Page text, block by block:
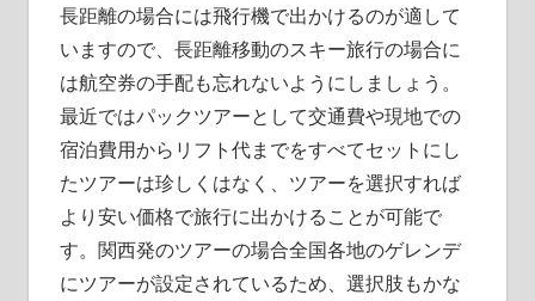
長距離の場合には飛行機で出かけるのが適して
いますので、長距離移動のスキー旅行の場合に
は航空券の手配も忘れないようにしましょう。
最近ではパックツアーとして交通費や現地での
宿泊費用からリフト代までをすべてセットにし
たツアーは珍しくはなく、ツアーを選択すれば
より安い価格で旅行に出かけることが可能で
す。関西発のツアーの場合全国各地のゲレンデ
にツアーが設定されているため、選択肢もかな